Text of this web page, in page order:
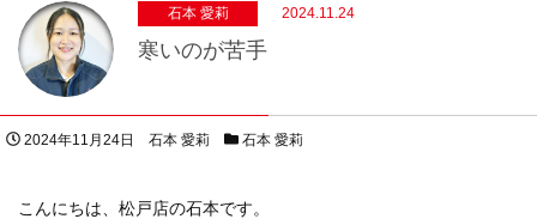
石本 愛莉 2024.11.24
寒いのが苦手
投稿日
2024年11月24日 著者
石本 愛莉 スタッフブログカテゴリー
石本 愛莉
こんにちは、松戸店の石本です。